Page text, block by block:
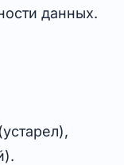
данных.